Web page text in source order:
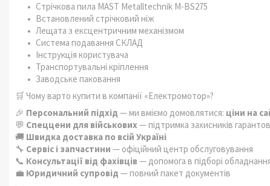
Стрічкова пила MAST Metalltechnik M-BS275
Встановлений стрічковий ніж
Лещата з ексцентричним механізмом
Система подавання СКЛАД
Інструкція користувача
Транспортувальні кріплення
Заводське паковання
🛒 Чому варто купити в компанії «Електромотор»?
🎉 Персональний підхід — ми вміємо домовлятися: ціни на
💬 Спеццени для військових — підтримка захисників
🚚 Швидка доставка по всій Україні
🔧 Сервіс і запчастини — офіційний центр обслуговування
📞 Консультації від фахівців — допомога в підборі
💼 Юридичний супровід — повний пакет документів